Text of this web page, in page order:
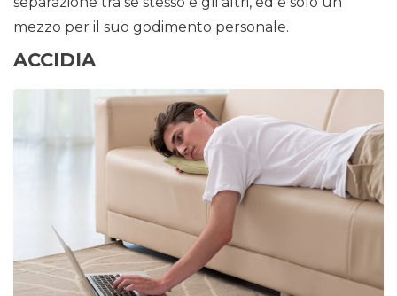
mezzo per il suo godimento personale.
ACCIDIA